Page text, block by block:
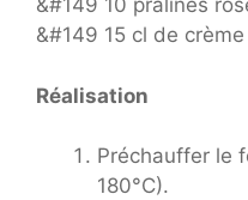
&#149 10 pralines
&#149 15 cl de
Réalisation
Préchauffer le
180°C).